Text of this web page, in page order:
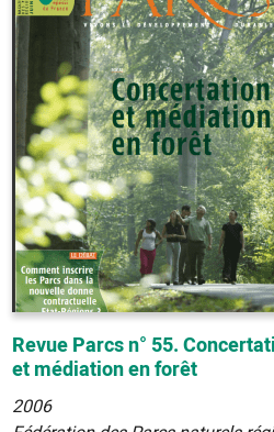
Revue Parcs n° 55.
et médiation en forêt
2006